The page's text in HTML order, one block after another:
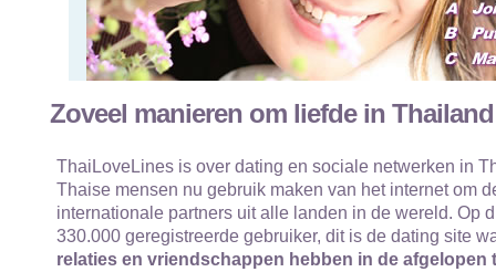
Zoveel manieren om liefde in Thailand
ThaiLoveLines is over dating en sociale netwerken in
Thaise mensen nu gebruik maken van het internet om
internationale partners uit alle landen in de wereld. Op
330.000 geregistreerde gebruiker, dit is de dating site
relaties en vriendschappen hebben in de afgelopen